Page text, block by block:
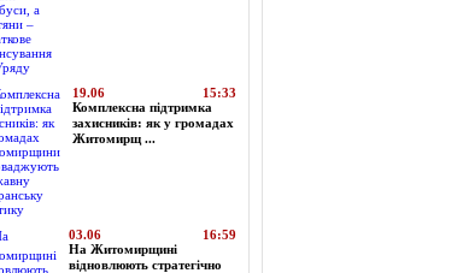
19.06
15:33
Комплексна підтримка
захисників: як у громадах
Житомирщ ...
03.06
16:59
На Житомирщині
відновлюють стратегічно